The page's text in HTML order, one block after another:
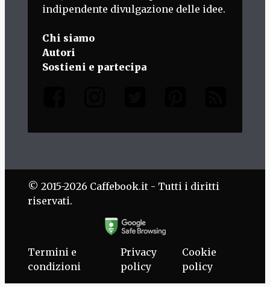
indipendente divulgazione delle idee.
Chi siamo
Autori
Sostieni e partecipa
© 2015-2026 Caffebook.it - Tutti i diritti
riservati.
Termini e
condizioni
Privacy
policy
Cookie
policy